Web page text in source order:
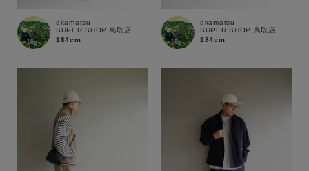
akamatsu
SUPER SHOP 鳥取店
184cm
akamatsu
SUPER SHOP 鳥取店
184cm